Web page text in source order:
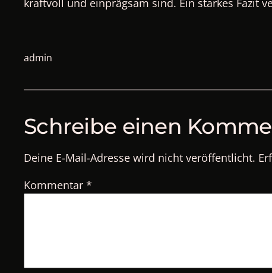
kraftvoll und einprägsam sind. Ein starkes Fazit
admin
Schreibe einen
Deine E-Mail-Adresse wird nicht veröffentlicht.
Kommentar *